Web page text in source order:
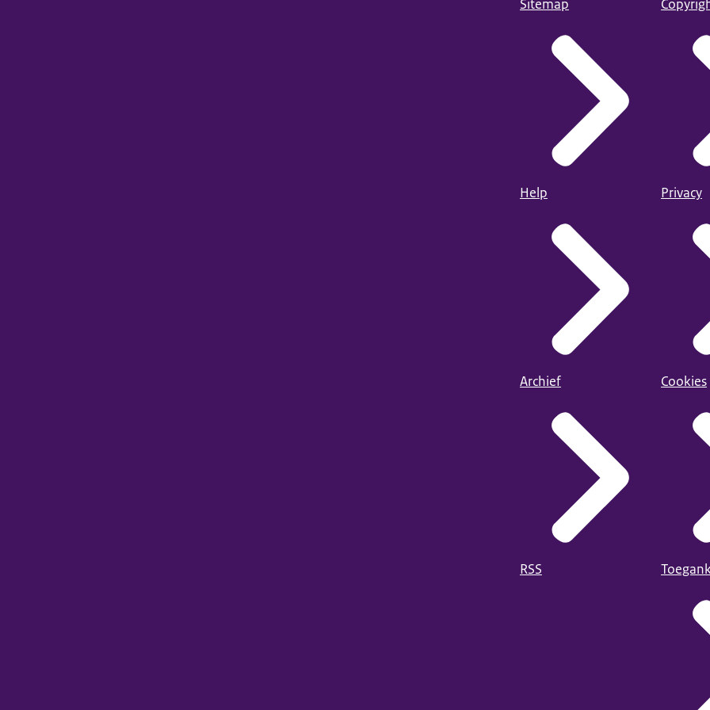
Sitemap
Help
Archief
RSS
Privacy
Cookies